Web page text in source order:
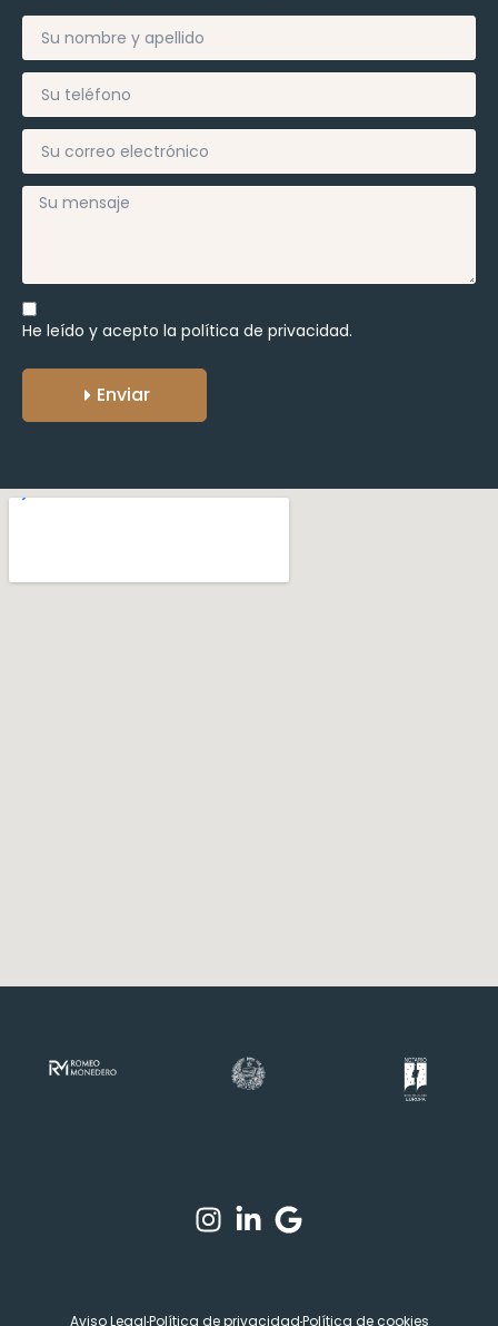
He leído y acepto la política de privacidad.
Enviar
Aviso LegalPolítica de privacidadPolítica de cookies